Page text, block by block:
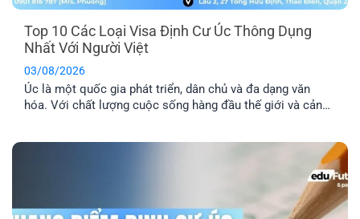
Top 10 Các Loại Visa Định Cư Úc Thông Dụng
Nhất Với Người Việt
03/08/2026
Úc là một quốc gia phát triển, dân chủ và đa dạng văn
hóa. Với chất lượng cuộc sống hàng đầu thế giới và cảnh